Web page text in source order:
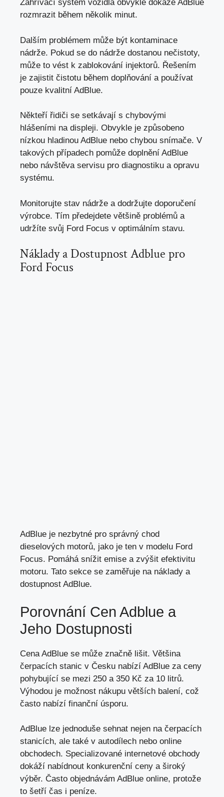
Zahřívací systém vozidla obvykle dokáže AdBlue
rozmrazit během několik minut.
Dalším problémem může být kontaminace
nádrže. Pokud se do nádrže dostanou nečistoty,
může to vést k zablokování injektorů. Řešením
je zajistit čistotu během doplňování a používat
pouze kvalitní AdBlue.
Někteří řidiči se setkávají s chybovými
hlášeními na displeji. Obvykle je způsobeno
nízkou hladinou AdBlue nebo chybou snímače. V
takových případech pomůže doplnění AdBlue
nebo návštěva servisu pro diagnostiku a opravu
systému.
Monitorujte stav nádrže a dodržujte doporučení
výrobce. Tím předejdete většině problémů a
udržíte svůj Ford Focus v optimálním stavu.
Náklady a Dostupnost Adblue pro
Ford Focus
AdBlue je nezbytné pro správný chod
dieselových motorů, jako je ten v modelu Ford
Focus. Pomáhá snížit emise a zvýšit efektivitu
motoru. Tato sekce se zaměřuje na náklady a
dostupnost AdBlue.
Porovnání Cen Adblue a
Jeho Dostupnosti
Cena AdBlue se může značně lišit. Většina
čerpacích stanic v Česku nabízí AdBlue za ceny
pohybující se mezi 250 a 350 Kč za 10 litrů.
Výhodou je možnost nákupu větších balení, což
často nabízí finanční úsporu.
AdBlue lze jednoduše sehnat nejen na čerpacích
stanicích, ale také v autodílech nebo online
obchodech. Specializované internetové obchody
dokáží nabídnout konkurenční ceny a široký
výběr. Často objednávám AdBlue online, protože
to šetří čas i peníze.